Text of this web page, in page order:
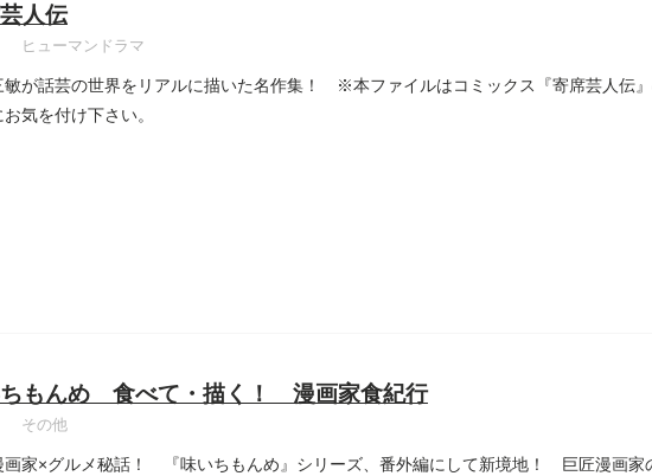
人伝
ヒューマンドラマ
敏が話芸の世界をリアルに描いた名作集！ ※本ファイルはコミックス『寄席芸人伝
気を付け下さい。
ちもんめ 食べて・描く！ 漫画家食紀行
その他
画家×グルメ秘話！ 『味いちもんめ』シリーズ、番外編にして新境地！ 巨匠漫画家